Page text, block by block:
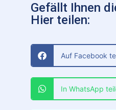
Gefällt Ihnen
Hier teilen:
Auf Facebook
In WhatsApp